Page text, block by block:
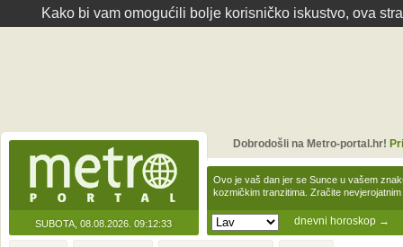
Kako bi vam omogućili bolje korisničko iskustvo, ova
SUBOTA, 08.08.2026. 09:12:33 dnevni horoskop →
Ovo je vaš dan jer se Sunce u vašem
kozmičkim tranzitima. Zračite
Dobrodošli na Metro-portal.hr!